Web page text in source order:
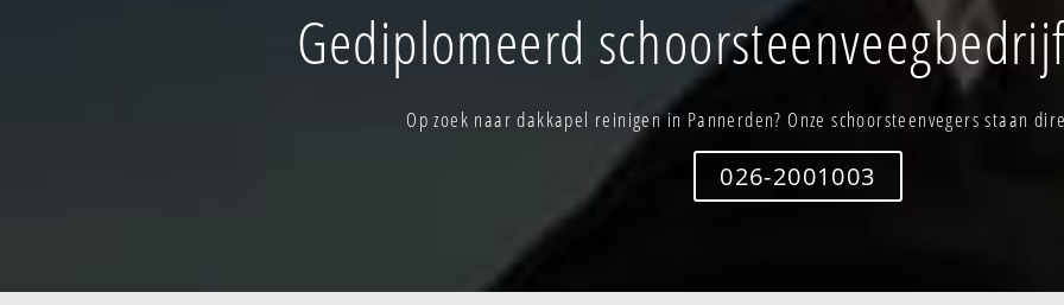
Gediplomeerd
Op zoek naar dakkapel reinigen in Pannerden? Onze schoorsteenvegers staan
026-2001003